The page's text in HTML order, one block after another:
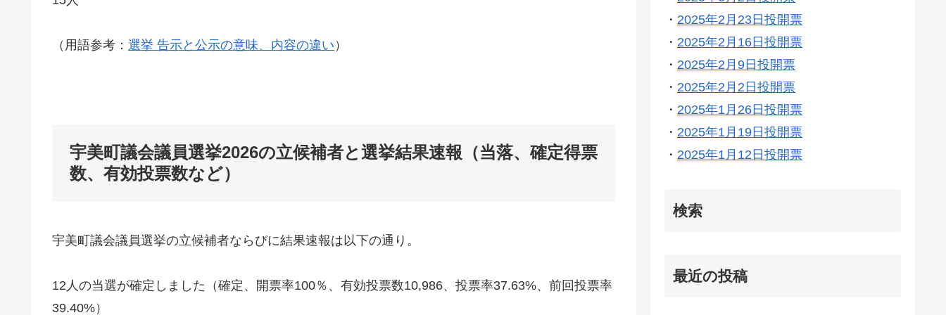
（用語参考： 選挙 告示と公示の意味、内容の違い ）
宇美町議会議員選挙2026の立候補者と選挙結果速報（当落、確定得票
数、有効投票数など）
宇美町議会議員選挙の立候補者ならびに結果速報は以下の通り。
12人の当選が確定しました（確定、開票率100％、有効投票数10,986、投票率37.63%、前回投票率
39.40%）
・ 2025年2月23日投開票
・ 2025年2月16日投開票
・ 2025年2月9日投開票
・ 2025年2月2日投開票
・ 2025年1月26日投開票
・ 2025年1月19日投開票
・ 2025年1月12日投開票
検索
最近の投稿